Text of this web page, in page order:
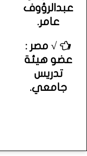
عبدالرؤوف
عامر.
√ مصر :
عضو هيئة
تدريس
جامعي.